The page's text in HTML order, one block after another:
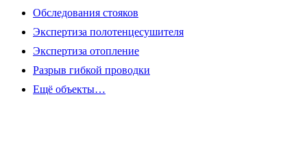
Обследования стояков
Экспертиза полотенцесушителя
Экспертиза отопление
Разрыв гибкой проводки
Ещё объекты…